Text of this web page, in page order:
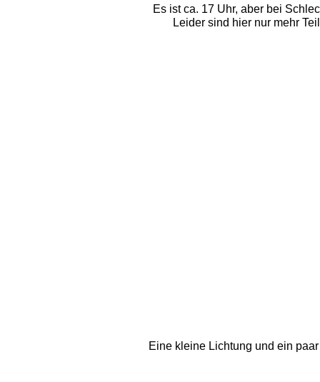
Es ist ca. 17 Uhr, aber bei
Leider sind hier nur mehr
Eine kleine Lichtung und ein